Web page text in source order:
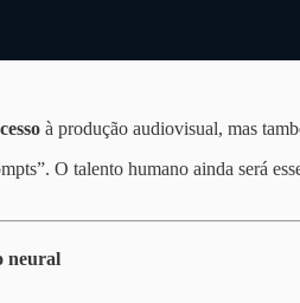
à produção audiovisual, mas
O talento humano ainda será
neural